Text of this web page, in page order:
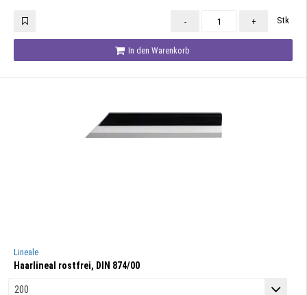
- + Stk
In den Warenkorb
Lineale
Haarlineal rostfrei, DIN 874/00